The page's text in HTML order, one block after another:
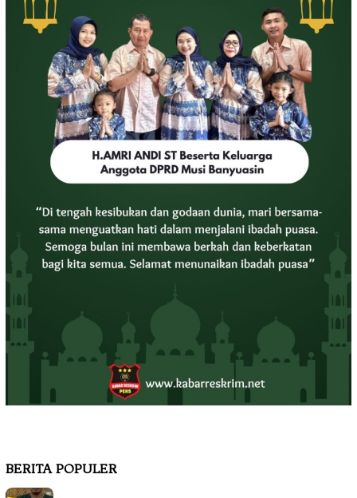
BERITA POPULER